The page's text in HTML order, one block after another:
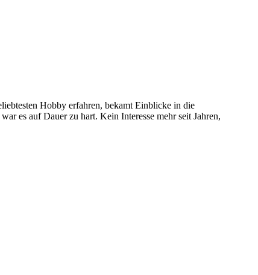
Hobby erfahren, bekamt Einblicke in die
es auf Dauer zu hart. Kein Interesse mehr seit Jahren,